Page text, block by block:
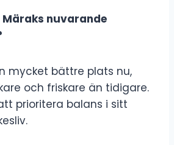
nuvarande
mycket bättre plats nu,
och friskare än tidigare.
prioritera balans i sitt